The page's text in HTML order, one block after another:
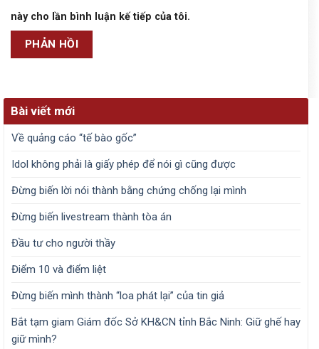
này cho lần bình luận kế tiếp của tôi.
Bài viết mới
Về quảng cáo “tế bào gốc”
Idol không phải là giấy phép để nói gì cũng được
Đừng biến lời nói thành bằng chứng chống lại mình
Đừng biến livestream thành tòa án
Đầu tư cho người thầy
Điểm 10 và điểm liệt
Đừng biến mình thành “loa phát lại” của tin giả
Bắt tạm giam Giám đốc Sở KH&CN tỉnh Bắc Ninh: Giữ ghế hay
giữ mình?